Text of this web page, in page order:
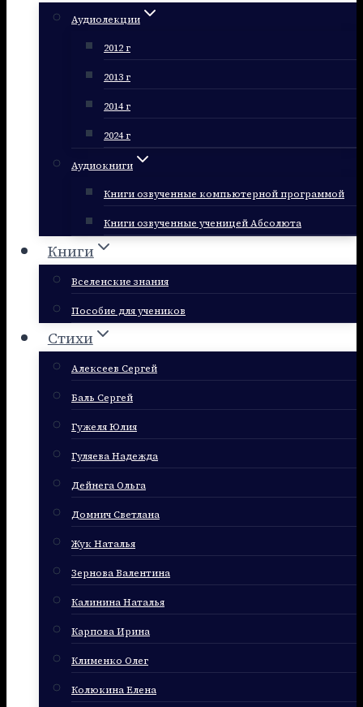
Аудиолекции
2012 г
2013 г
2014 г
2024 г
Аудиокниги
Книги озвученные компьютерной программой
Книги озвученные ученицей Абсолюта
Книги
Вселенские знания
Пособие для учеников
Стихи
Алексеев Сергей
Баль Сергей
Гужеля Юлия
Гуляева Надежда
Дейнега Ольга
Домнич Светлана
Жук Наталья
Зернова Валентина
Калинина Наталья
Карпова Ирина
Клименко Олег
Колюкина Елена